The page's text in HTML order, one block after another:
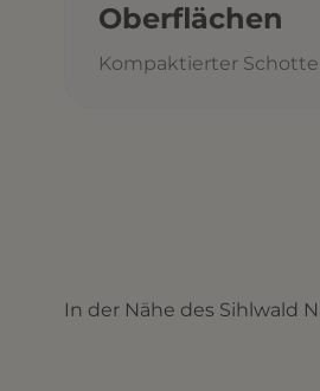
Oberflächen
Kompaktierter
In der Nähe des Sihlwald